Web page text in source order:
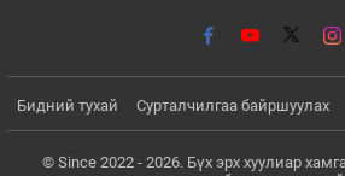
Бидний тухай Сурталчилгаа байршуулах
© Since 2022 - 2026. Бүх эрх хуулиар